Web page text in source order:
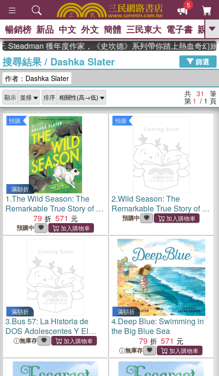
5
GO
熱搜： 高希均教授回憶錄
、 The Odyssey 、 父親節 、 如果歷
獎 臺灣漫遊錄 、 方念華 、 台灣的李
登輝時代
數學女孩：黎曼猜想 、
偉大的迷走神經
暢銷榜 新品 中文 外文 簡體 三民東大 電子書 親子
獲年度作家，《史坎德》系列帶你踏上熱血奇幻旅程
搜尋結果/ Dashka Slater
篩選
作者：Dashka Slater
顯示 排序 共 31 筆
第 1 / 1 頁
預購
滿額折
1.The Wild Season: The
Remarkable True Story of a
Rabbit Rescue
79 571
預購中
預購
2.Wild Season: The
Remarkable True Story of a
Rabbit Rescue
預購中
滿額折
3.Bus 57: La Historia de
DOS Adolescentes Y El
Crimen Que Cambió Sus
Story of Two Teenagers and
the Crime That Changed
無庫存
滿額折
4.Deep Blue: Swimming in
the Big Blue Sea
79
571
無庫存